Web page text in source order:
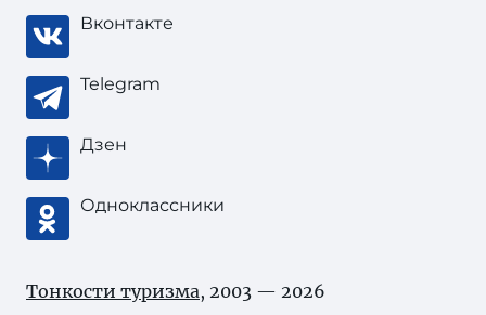
Вконтакте
Telegram
Дзен
Одноклассники
Тонкости туризма, 2003 — 2026